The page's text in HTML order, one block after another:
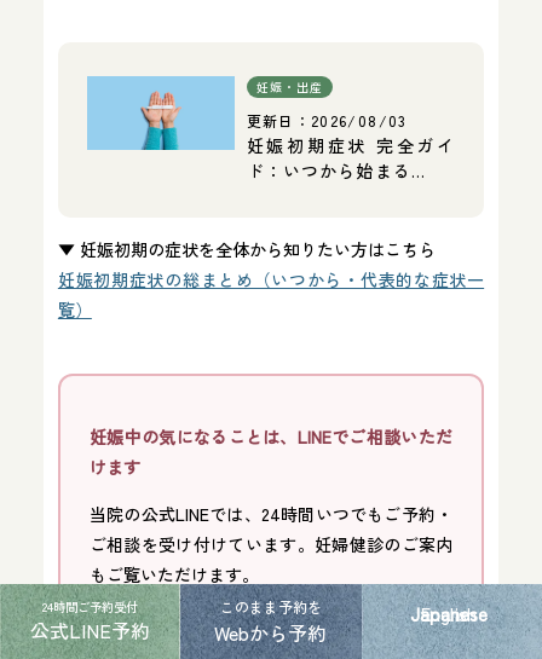
妊娠・出産
更新日： 2026/08/03
妊娠初期症状 完全ガイ
ド：いつから始まる…
▼ 妊娠初期の症状を全体から知りたい方はこちら
妊娠初期症状の総まとめ（いつから・代表的な症状一
覧）
妊娠中の気になることは、LINEでご相談いただ
けます
当院の公式LINEでは、24時間いつでもご予約・
ご相談を受け付けています。妊婦健診のご案内
もご覧いただけます。
公式LINEに登録する
24時間ご予約受付
公式LINE予約
このまま予約を
Webから予約
English
Japanese